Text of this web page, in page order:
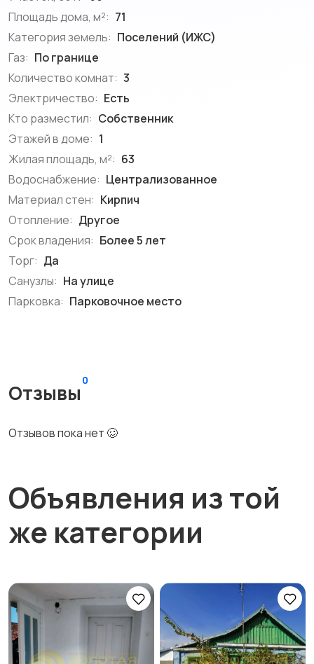
Площадь дома, м²: 71
Категория земель: Поселений (ИЖС)
Газ: По границе
Количество комнат: 3
Электричество: Есть
Кто разместил: Собственник
Этажей в доме: 1
Жилая площадь, м²: 63
Водоснабжение: Централизованное
Материал стен: Кирпич
Отопление: Другое
Срок владения: Более 5 лет
Торг: Да
Санузлы: На улице
Парковка: Парковочное место
Отзывы
0
Отзывов пока нет 🥴
Объявления из той
же категории